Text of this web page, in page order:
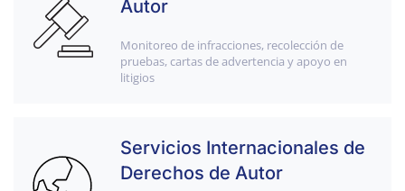
Autor
Monitoreo de infracciones, recolección de
pruebas, cartas de advertencia y apoyo en
litigios
Servicios Internacionales de
Derechos de Autor